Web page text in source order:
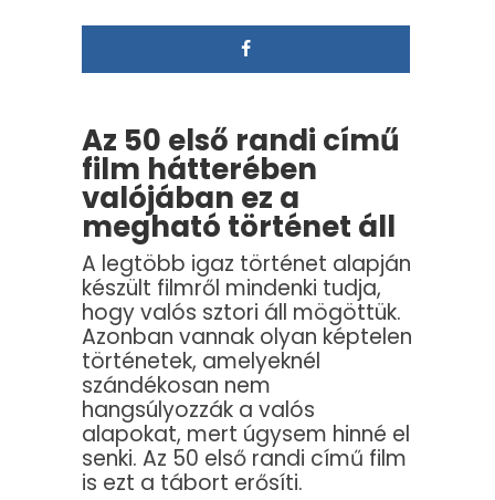
Az 50 első randi című
film hátterében
valójában ez a
megható történet áll
A legtöbb igaz történet alapján
készült filmről mindenki tudja,
hogy valós sztori áll mögöttük.
Azonban vannak olyan képtelen
történetek, amelyeknél
szándékosan nem
hangsúlyozzák a valós
alapokat, mert úgysem hinné el
senki. Az 50 első randi című film
is ezt a tábort erősíti.